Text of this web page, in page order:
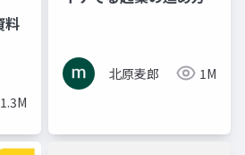
料
1.3M
北原麦郎 1M